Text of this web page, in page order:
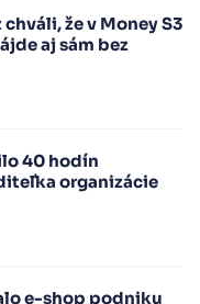
že v Money S3
aj sám bez
40 hodín
organizácie
e-shop podniku